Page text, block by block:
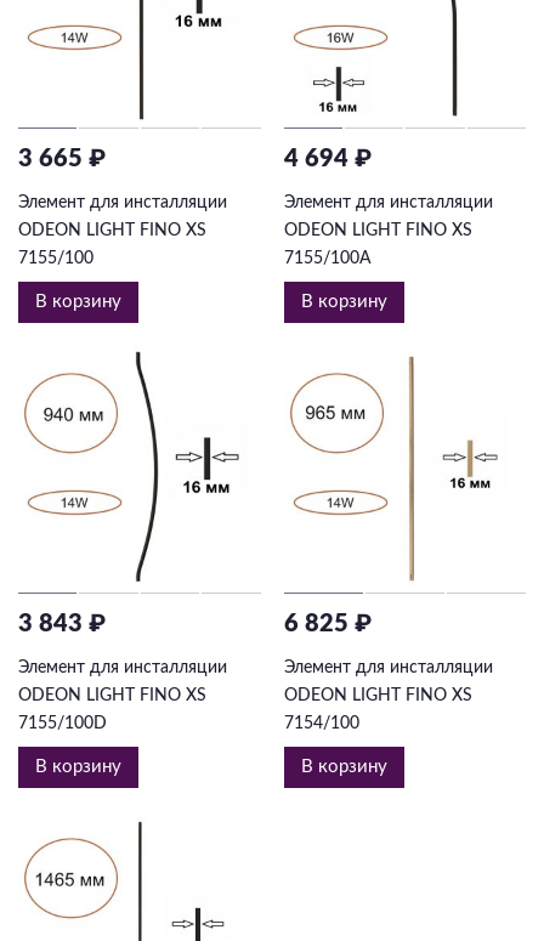
3 665 ₽
Элемент для инсталляции
ODEON LIGHT FINO XS
7155/100
В корзину
4 694 ₽
Элемент для инсталляции
ODEON LIGHT FINO XS
7155/100A
В корзину
3 843 ₽
Элемент для инсталляции
ODEON LIGHT FINO XS
7155/100D
В корзину
6 825 ₽
Элемент для инсталляции
ODEON LIGHT FINO XS
7154/100
В корзину